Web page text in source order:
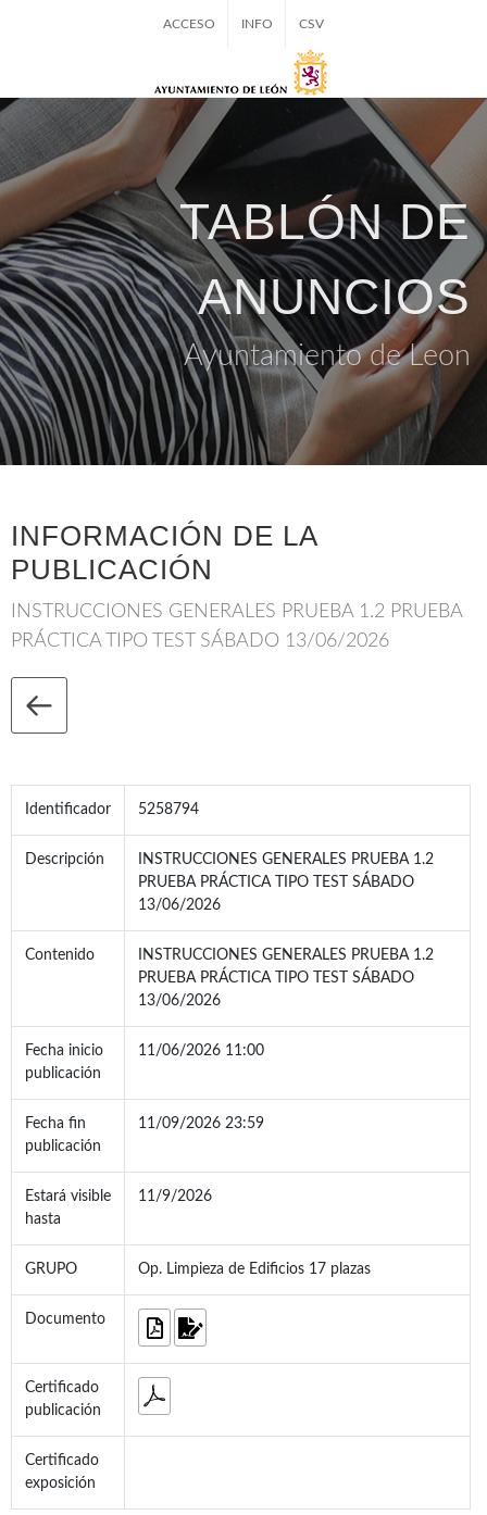
ACCESO INFO CSV
TABLÓN DE
ANUNCIOS
Ayuntamiento de Leon
INFORMACIÓN DE LA
PUBLICACIÓN
INSTRUCCIONES GENERALES PRUEBA 1.2 PRUEBA
PRÁCTICA TIPO TEST SÁBADO 13/06/2026
Identificador 5258794
Descripción
INSTRUCCIONES GENERALES PRUEBA 1.2
PRUEBA PRÁCTICA TIPO TEST SÁBADO
13/06/2026
Contenido
INSTRUCCIONES GENERALES PRUEBA 1.2
PRUEBA PRÁCTICA TIPO TEST SÁBADO
13/06/2026
Fecha inicio
publicación
11/06/2026 11:00
Fecha fin
publicación
11/09/2026 23:59
Estará visible
hasta
11/9/2026
GRUPO Op. Limpieza de Edificios 17 plazas
Documento
Certificado
publicación
Certificado
exposición